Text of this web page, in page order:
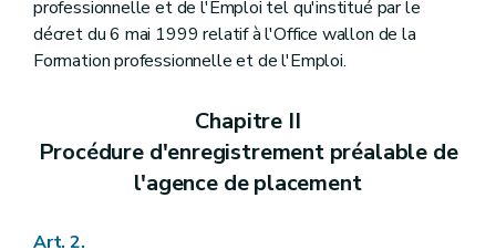
professionnelle et de l'Emploi tel qu'institué par le
décret du 6 mai 1999 relatif à l'Office wallon de la
Formation professionnelle et de l'Emploi.
Chapitre II
Procédure d'enregistrement préalable de
l'agence de placement
Art. 2.